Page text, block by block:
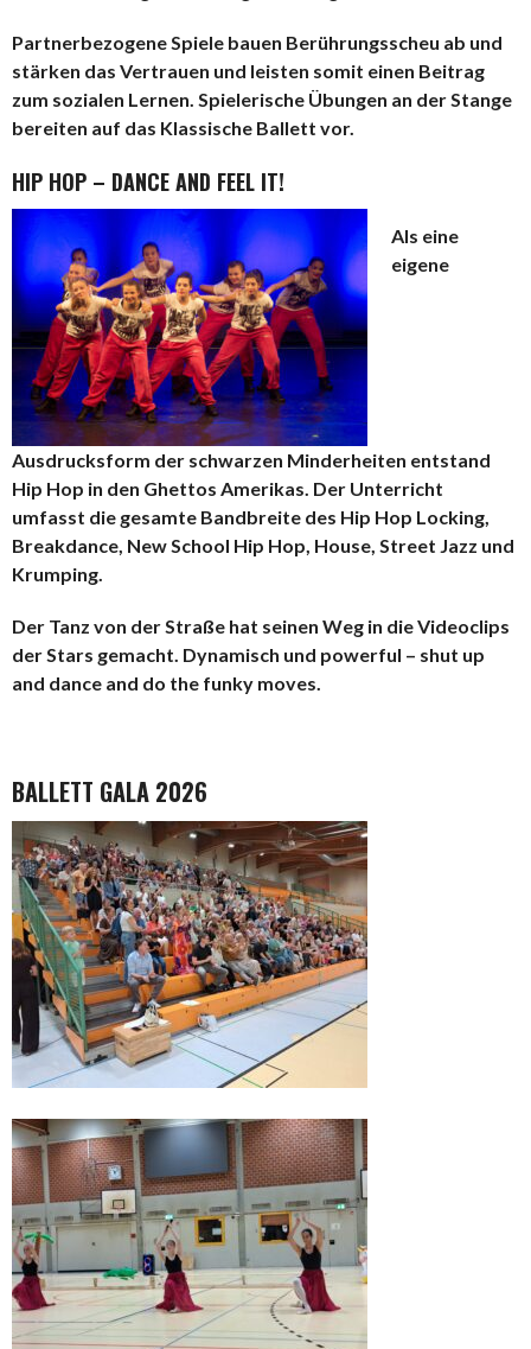
Partnerbezogene Spiele bauen Berührungsscheu ab und
stärken das Vertrauen und leisten somit einen Beitrag
zum sozialen Lernen. Spielerische Übungen an der Stange
bereiten auf das Klassische Ballett vor.
HIP HOP – DANCE AND FEEL IT!
Als eine
eigene
Ausdrucksform der schwarzen Minderheiten entstand
Hip Hop in den Ghettos Amerikas. Der Unterricht
umfasst die gesamte Bandbreite des Hip Hop Locking,
Breakdance, New School Hip Hop, House, Street Jazz und
Krumping.
Der Tanz von der Straße hat seinen Weg in die Videoclips
der Stars gemacht. Dynamisch und powerful – shut up
and dance and do the funky moves.
BALLETT GALA 2026